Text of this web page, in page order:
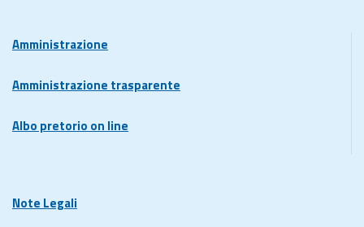
Amministrazione
Amministrazione trasparente
Albo pretorio on line
Note Legali